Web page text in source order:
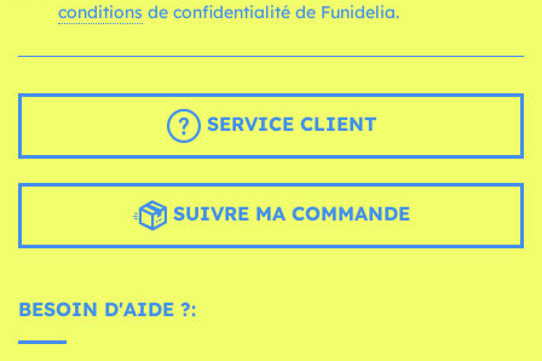
conditions de confidentialité de Funidelia.
SERVICE CLIENT
SUIVRE MA COMMANDE
BESOIN D'AIDE ?: